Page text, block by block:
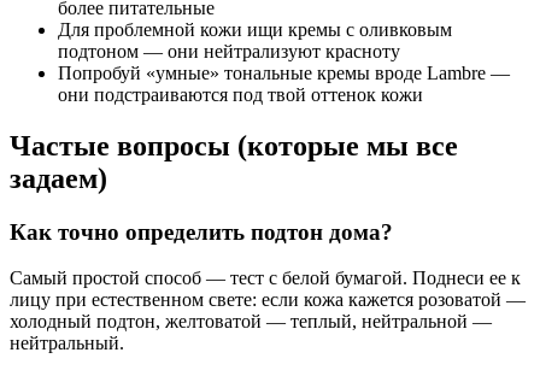
более питательные
Для проблемной кожи ищи кремы с оливковым
подтоном — они нейтрализуют красноту
Попробуй «умные» тональные кремы вроде Lambre —
они подстраиваются под твой оттенок кожи
Частые вопросы (которые мы все
задаем)
Как точно определить подтон дома?
Самый простой способ — тест с белой бумагой. Поднеси ее к
лицу при естественном свете: если кожа кажется розоватой —
холодный подтон, желтоватой — теплый, нейтральной —
нейтральный.